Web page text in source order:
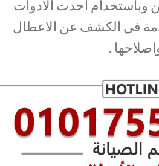
وباستخدام احدث الادوات
في الكشف عن الاعطال
.